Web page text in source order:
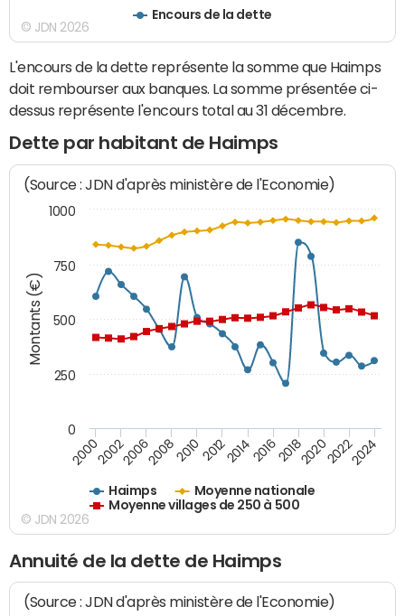
Encours de la dette
© JDN 2026
L'encours de la dette représente la somme que Haimps
doit rembourser aux banques. La somme présentée ci-
dessus représente l'encours total au 31 décembre.
Dette par habitant de Haimps
Montants (€)
(Source : JDN d'après ministère de l'Economie)
Haimps
Moyenne nationale
Moyenne villages de 250 à 500
200020022006200820102012201420162018202020222024
0
250
500
750
1000
© JDN 2026
Annuité de la dette de Haimps
(Source : JDN d'après ministère de l'Economie)